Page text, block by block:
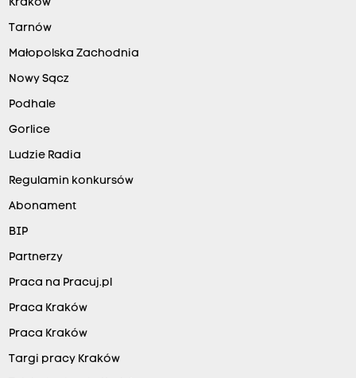
Kraków
Tarnów
Małopolska Zachodnia
Nowy Sącz
Podhale
Gorlice
Ludzie Radia
Regulamin konkursów
Abonament
BIP
Partnerzy
Praca na Pracuj.pl
Praca Kraków
Praca Kraków
Targi pracy Kraków